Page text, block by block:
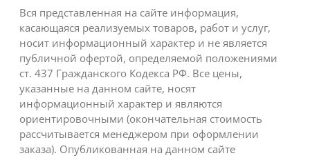
Вся представленная на сайте информация,
касающаяся реализуемых товаров, работ и услуг,
носит информационный характер и не является
публичной офертой, определяемой положениями
ст. 437 Гражданского Кодекса РФ. Все цены,
указанные на данном сайте, носят
информационный характер и являются
ориентировочными (окончательная стоимость
рассчитывается менеджером при оформлении
заказа). Опубликованная на данном сайте